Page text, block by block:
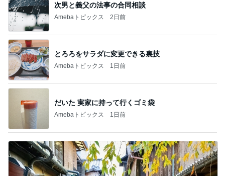
次男と義父の法事の合同相談
Amebaトピックス 2日前
とろろをサラダに変更できる裏技
Amebaトピックス 1日前
だいた 実家に持って行くゴミ袋
Amebaトピックス 1日前